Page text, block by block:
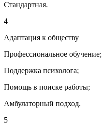
Стандартная.
4
Адаптация к обществу
Профессиональное обучение;
Поддержка психолога;
Помощь в поиске работы;
Амбулаторный подход.
5